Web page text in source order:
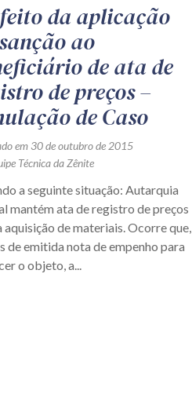
da aplicação
ao
de ata de
de preços –
de Caso
em 30 de outubro de 2015
Técnica da Zênite
a seguinte situação: Autarquia
mantém ata de registro de preços
aquisição de materiais. Ocorre que,
de emitida nota de empenho para
o objeto, a...